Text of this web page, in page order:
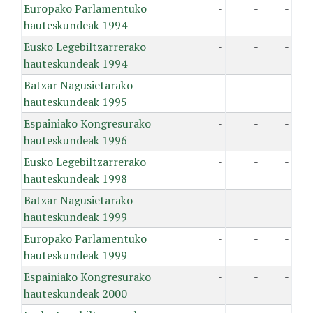
Europako Parlamentuko
hauteskundeak 1994
- - -
Eusko Legebiltzarrerako
hauteskundeak 1994
- - -
Batzar Nagusietarako
hauteskundeak 1995
- - -
Espainiako Kongresurako
hauteskundeak 1996
- - -
Eusko Legebiltzarrerako
hauteskundeak 1998
- - -
Batzar Nagusietarako
hauteskundeak 1999
- - -
Europako Parlamentuko
hauteskundeak 1999
- - -
Espainiako Kongresurako
hauteskundeak 2000
- - -